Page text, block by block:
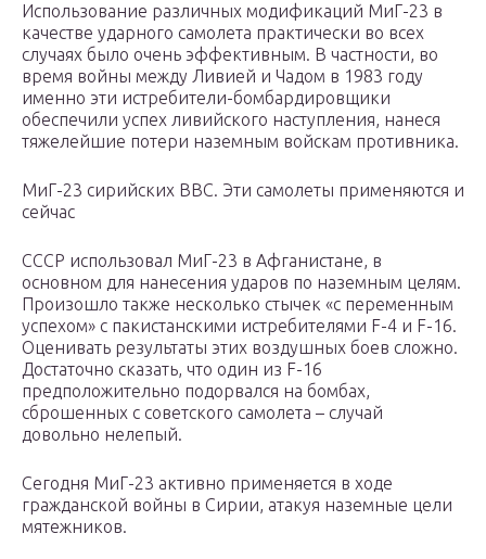
Использование различных модификаций МиГ-23 в
качестве ударного самолета практически во всех
случаях было очень эффективным. В частности, во
время войны между Ливией и Чадом в 1983 году
именно эти истребители-бомбардировщики
обеспечили успех ливийского наступления, нанеся
тяжелейшие потери наземным войскам противника.
МиГ-23 сирийских ВВС. Эти самолеты применяются и
сейчас
СССР использовал МиГ-23 в Афганистане, в
основном для нанесения ударов по наземным целям.
Произошло также несколько стычек «с переменным
успехом» с пакистанскими истребителями F-4 и F-16.
Оценивать результаты этих воздушных боев сложно.
Достаточно сказать, что один из F-16
предположительно подорвался на бомбах,
сброшенных с советского самолета – случай
довольно нелепый.
Сегодня МиГ-23 активно применяется в ходе
гражданской войны в Сирии, атакуя наземные цели
мятежников.